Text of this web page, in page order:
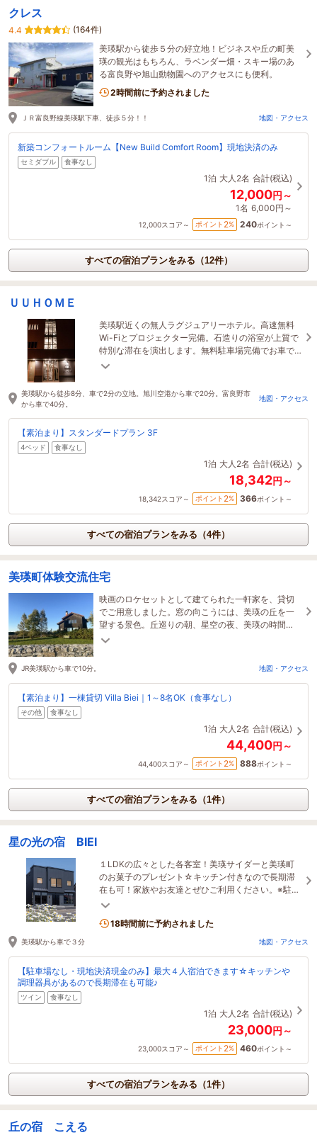
クレス
4.4
(164件)
美瑛駅から徒歩５分の好立地！ビジネスや丘の町美
瑛の観光はもちろん、ラベンダー畑・スキー場のあ
る富良野や旭山動物園へのアクセスにも便利。
2時間前に予約されました
ＪＲ富良野線美瑛駅下車、徒歩５分！！ 地図・アクセス
新築コンフォートルーム【New Build Comfort Room】現地決済のみ
セミダブル 食事なし
1泊 大人2名 合計(税込)
12,000円～
1名 6,000円～
12,000スコア～ ポイント 2% 240ポイント～
すべての宿泊プランをみる（12件）
ＵＵＨＯＭＥ
美瑛駅近くの無人ラグジュアリーホテル。高速無料
Wi-Fiとプロジェクター完備。石造りの浴室が上質で
特別な滞在を演出します。無料駐車場完備でお車で
も安心してお越しいただけます。
美瑛駅から徒歩8分、車で2分の立地。旭川空港から車で20分。富良野市
から車で40分。
地図・アクセス
【素泊まり】スタンダードプラン 3F
4ベッド 食事なし
1泊 大人2名 合計(税込)
18,342円～
18,342スコア～ ポイント 2% 366ポイント～
すべての宿泊プランをみる（4件）
美瑛町体験交流住宅
映画のロケセットとして建てられた一軒家を、貸切
でご用意しました。窓の向こうには、美瑛の丘を一
望する景色。丘巡りの朝、星空の夜、美瑛の時間
を、ゆったりと味わってください。
JR美瑛駅から車で10分。 地図・アクセス
【素泊まり】一棟貸切 Villa Biei｜1～8名OK（食事なし）
その他 食事なし
1泊 大人2名 合計(税込)
44,400円～
44,400スコア～ ポイント 2% 888ポイント～
すべての宿泊プランをみる（1件）
星の光の宿 BIEI
１LDKの広々とした各客室！美瑛サイダーと美瑛町
のお菓子のプレゼント☆キッチン付きなので長期滞
在も可！家族やお友達とぜひご利用ください。※駐車
場なし ※現地決済（現金のみ）となります。
18時間前に予約されました
美瑛駅から車で３分 地図・アクセス
【駐車場なし・現地決済現金のみ】最大４人宿泊できます☆キッチンや
調理器具があるので長期滞在も可能♪
ツイン 食事なし
1泊 大人2名 合計(税込)
23,000円～
23,000スコア～ ポイント 2% 460ポイント～
すべての宿泊プランをみる（1件）
丘の宿 こえる